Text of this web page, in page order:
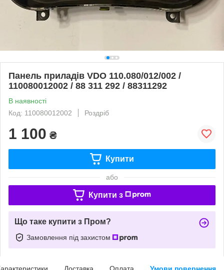
Панель приладів VDO 110.080/012/002 /
110080012002 / 88 311 292 / 88311292
В наявності
Код: 110080012002
Роздріб
1 100 ₴
Купити
або
Купити з
Що таке купити з Пром?
Замовлення під захистом
Доставка Оплата Умови повернення